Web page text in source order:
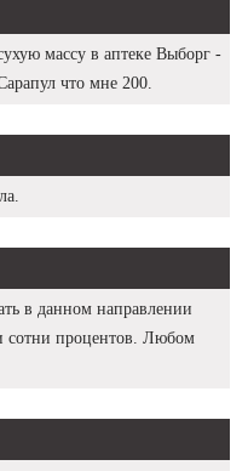
массу в аптеке Выборг -
что мне 200.
в данном направлении
сотни процентов. Любом